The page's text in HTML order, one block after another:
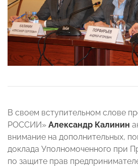
В своем вступительном слове
РОССИИ» Александр Калинин
внимание на дополнительных,
доклада Уполномоченного при
по защите прав